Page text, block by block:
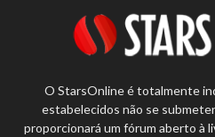
O StarsOnline é totalmente
estabelecidos não se
proporcionará um fórum aberto à